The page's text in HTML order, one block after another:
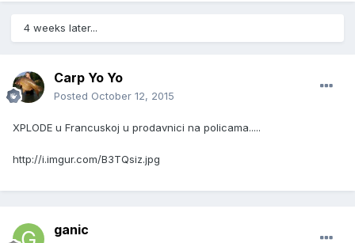
4 weeks later...
Carp Yo Yo
Posted October 12, 2015
XPLODE u Francuskoj u prodavnici na policama.....
http://i.imgur.com/B3TQsiz.jpg
ganic